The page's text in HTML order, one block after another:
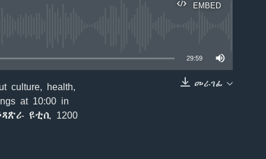
EMBED
29:59
መራገፊ
culture, health,
at 10:00 in
ዩቲሲ 1200